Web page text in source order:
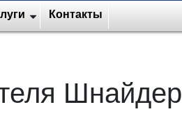
Контакты
Шнайдер